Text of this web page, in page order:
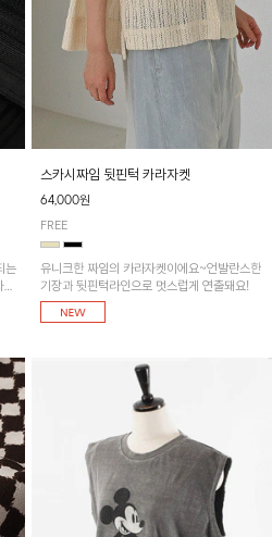
는
스카시짜임 뒷핀턱 카라자켓
64,000원
FREE
유니크한 짜임의 카라자켓이에요~언발란스한
기장과 뒷핀턱라인으로 멋스럽게 연출돼요!